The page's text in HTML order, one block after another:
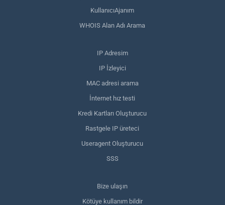
KullanıcıAjanım
WHOIS Alan Adı Arama
IP Adresim
IP İzleyici
MAC adresi arama
İnternet hız testi
Kredi Kartları Oluşturucu
Rastgele IP üreteci
Useragent Oluşturucu
SSS
Bize ulaşın
Kötüye kullanım bildir